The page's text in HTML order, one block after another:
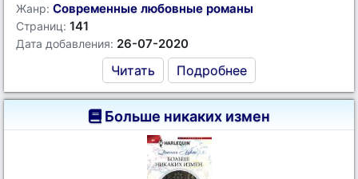
Жанр: Современные любовные романы
Страниц: 141
Дата добавления: 26-07-2020
Читать Подробнее
Больше никаких измен